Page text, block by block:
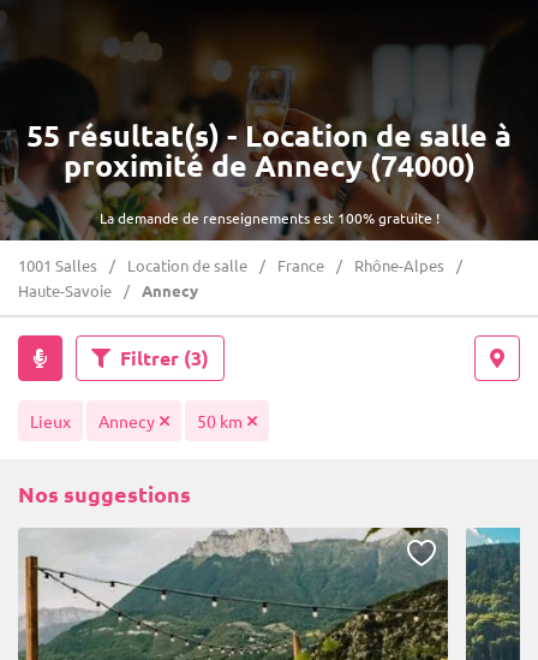
La demande de renseignements est 100% gratuite !
55 résultat(s) - Location de salle à
proximité de Annecy (74000)
1001 Salles Location de salle France
Rhône-Alpes
Haute-Savoie
Annecy
Filtrer (3)
Lieux Annecy 50 km
Nos suggestions